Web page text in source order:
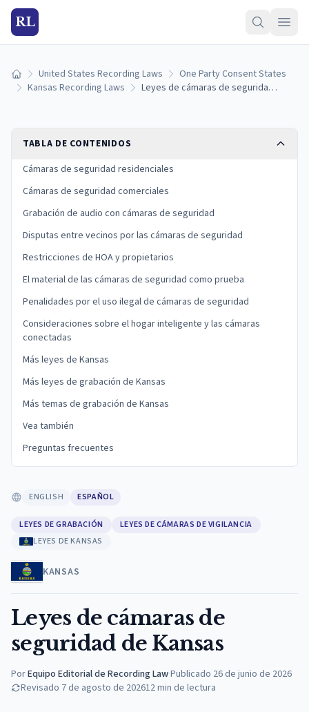
RL
Inicio United States Recording Laws
One Party Consent States
Kansas Recording Laws
Leyes de cámaras de seguridad de Kansas
TABLA DE CONTENIDOS
Cámaras de seguridad residenciales
Cámaras de seguridad comerciales
Grabación de audio con cámaras de seguridad
Disputas entre vecinos por las cámaras de seguridad
Restricciones de HOA y propietarios
El material de las cámaras de seguridad como prueba
Penalidades por el uso ilegal de cámaras de seguridad
Consideraciones sobre el hogar inteligente y las cámaras
conectadas
Más leyes de Kansas
Más leyes de grabación de Kansas
Más temas de grabación de Kansas
Vea también
Preguntas frecuentes
ENGLISH ESPAÑOL
LEYES DE GRABACIÓN
LEYES DE CÁMARAS DE VIGILANCIA
LEYES DE KANSAS
KANSAS
Leyes de cámaras de
seguridad de Kansas
PorEquipo Editorial de Recording Law·Publicado 26 de junio de 2026
Revisado 7 de agosto de 202612min de lectura